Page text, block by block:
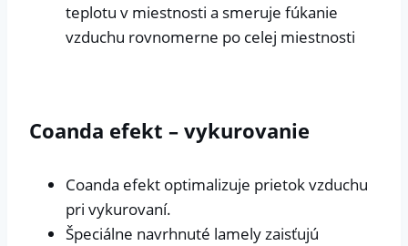
teplotu v miestnosti a smeruje fúkanie
vzduchu rovnomerne po celej miestnosti
Coanda efekt – vykurovanie
Coanda efekt optimalizuje prietok vzduchu
pri vykurovaní.
Špeciálne navrhnuté lamely zaisťujú